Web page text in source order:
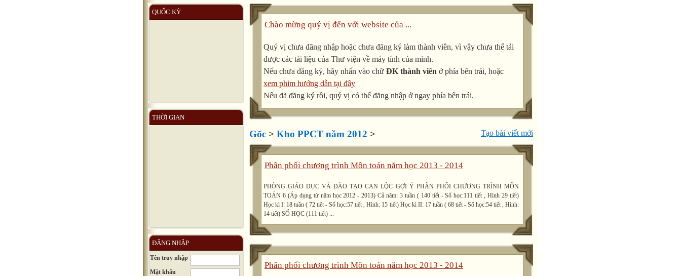
QUỐC KỲ
THỜI GIAN
ĐĂNG NHẬP
Tên truy nhập
Mật khẩu
Chào mừng quý vị đến với website của ...
Quý vị chưa đăng nhập hoặc chưa đăng ký làm thành viên, vì vậy chưa thể tải
được các tài liệu của Thư viện về máy tính của mình.
Nếu chưa đăng ký, hãy nhấn vào chữ ĐK thành viên ở phía bên trái, hoặc
xem phim hướng dẫn tại đây
Nếu đã đăng ký rồi, quý vị có thể đăng nhập ở ngay phía bên trái.
Gốc > Kho PPCT năm 2012 > Tạo bài viết mới
Phân phối chương trình Môn toán năm học 2013 - 2014
PHÒNG GIÁO DỤC VÀ ĐÀO TẠO CAN LỘC GỢI Ý PHÂN PHỐI CHƯƠNG TRÌNH MÔN
TOÁN 6 (Áp dụng từ năm học 2012 - 2013) Cả năm: 3 tuần ( 140 tiết - Số học:111 tiết , Hình 29 tiết)
Học kì I: 18 tuần ( 72 tiết - Số học:57 tiết , Hình: 15 tiết) Học kì II: 17 tuần ( 68 tiết - Số học:54 tiết , Hình:
14 tiết) SỐ HỌC (111 tiết) ...
Phân phối chương trình Môn toán năm học 2013 - 2014